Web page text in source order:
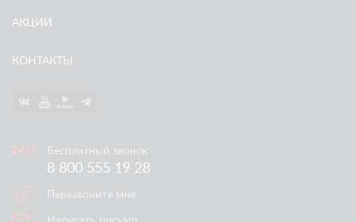
АКЦИИ
КОНТАКТЫ
Бесплатный звонок
8 800 555 19 28
Перезвоните мне